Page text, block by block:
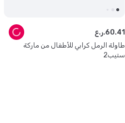
طاولة الرمل كرابي للأطفال من ماركة
ستيب2
ر.ع.60.41